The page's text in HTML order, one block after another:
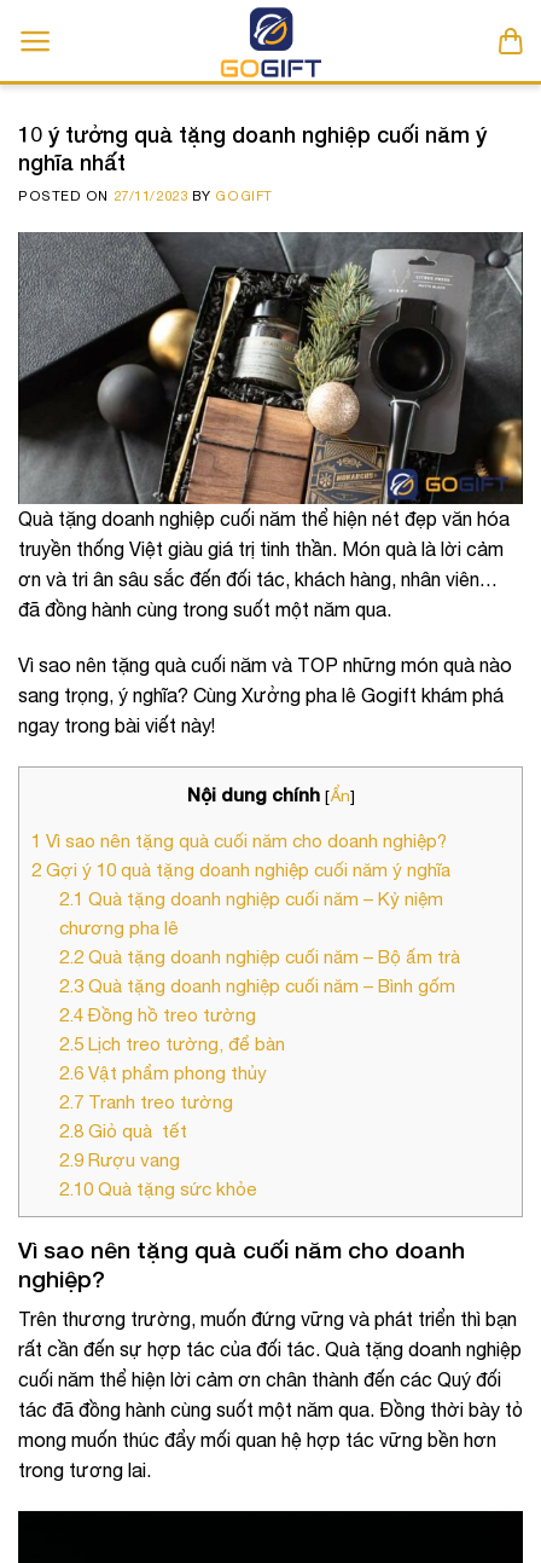
10 ý tưởng quà tặng doanh nghiệp cuối năm ý
nghĩa nhất
POSTED ON 27/11/2023 BY GOGIFT
Quà tặng doanh nghiệp cuối năm thể hiện nét đẹp văn hóa
truyền thống Việt giàu giá trị tinh thần. Món quà là lời cảm
ơn và tri ân sâu sắc đến đối tác, khách hàng, nhân viên…
đã đồng hành cùng trong suốt một năm qua.
Vì sao nên tặng quà cuối năm và TOP những món quà nào
sang trọng, ý nghĩa? Cùng Xưởng pha lê Gogift khám phá
ngay trong bài viết này!
Nội dung chính [Ẩn]
1 Vì sao nên tặng quà cuối năm cho doanh nghiệp?
2 Gợi ý 10 quà tặng doanh nghiệp cuối năm ý nghĩa
2.1 Quà tặng doanh nghiệp cuối năm – Kỷ niệm
chương pha lê
2.2Quà tặng doanh nghiệp cuối năm – Bộ ấm trà
2.3Quà tặng doanh nghiệp cuối năm – Bình gốm
2.4Đồng hồ treo tường
2.5Lịch treo tường, để bàn
2.6Vật phẩm phong thủy
2.7Tranh treo tường
2.8Giỏ quà tết
2.9Rượu vang
2.10Quà tặng sức khỏe
Vì sao nên tặng quà cuối năm cho doanh
nghiệp?
Trên thương trường, muốn đứng vững và phát triển thì bạn
rất cần đến sự hợp tác của đối tác. Quà tặng doanh nghiệp
cuối năm thể hiện lời cảm ơn chân thành đến các Quý đối
tác đã đồng hành cùng suốt một năm qua. Đồng thời bày tỏ
mong muốn thúc đẩy mối quan hệ hợp tác vững bền hơn
trong tương lai.